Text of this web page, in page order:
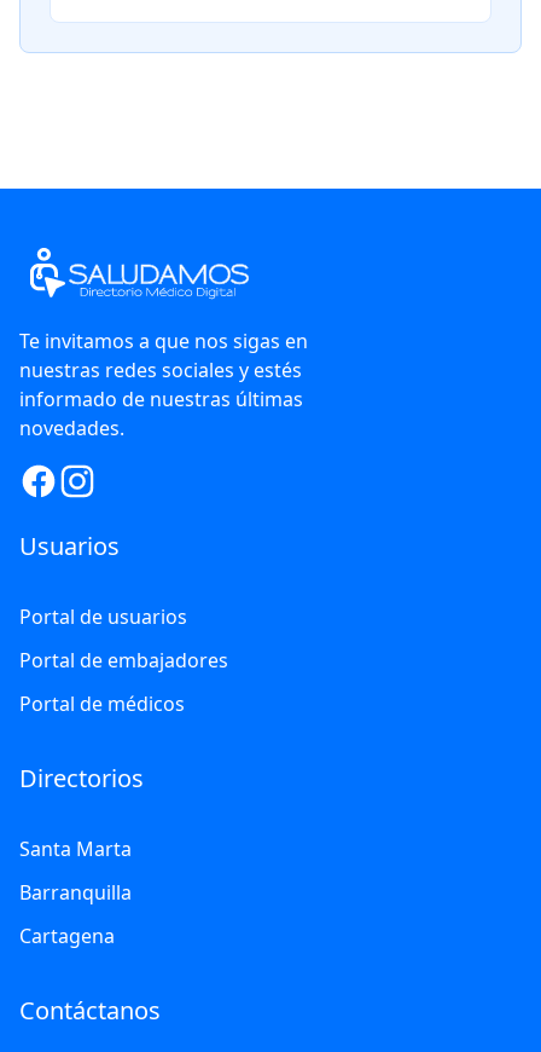
Te invitamos a que nos sigas en
nuestras redes sociales y estés
informado de nuestras últimas
novedades.
Usuarios
Portal de usuarios
Portal de embajadores
Portal de médicos
Directorios
Santa Marta
Barranquilla
Cartagena
Contáctanos